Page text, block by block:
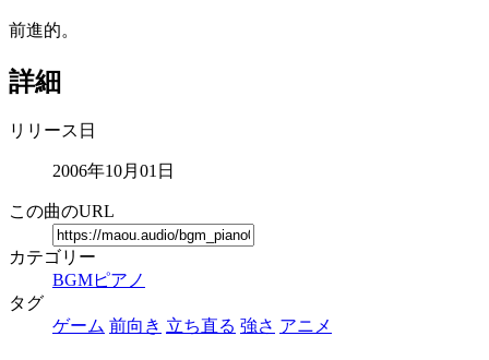
前進的。
詳細
リリース日
2006年10月01日
この曲のURL
カテゴリー
BGMピアノ
タグ
ゲーム 前向き 立ち直る 強さ アニメ